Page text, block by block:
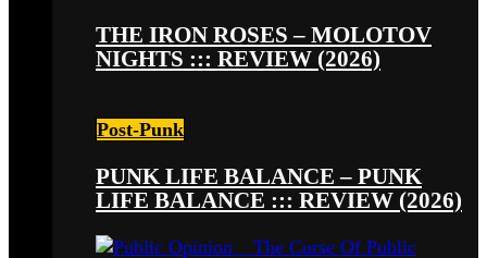
THE IRON ROSES – MOLOTOV
NIGHTS ::: REVIEW (2026)
Post-Punk
PUNK LIFE BALANCE – PUNK
LIFE BALANCE ::: REVIEW (2026)